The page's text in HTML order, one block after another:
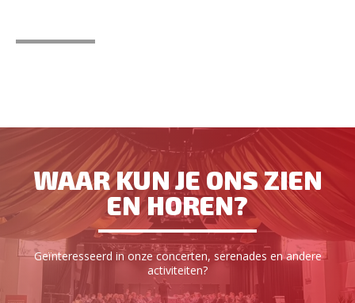
WAAR KUN JE ONS ZIEN
EN HOREN?
Geïnteresseerd in onze concerten, serenades en andere
activiteiten?